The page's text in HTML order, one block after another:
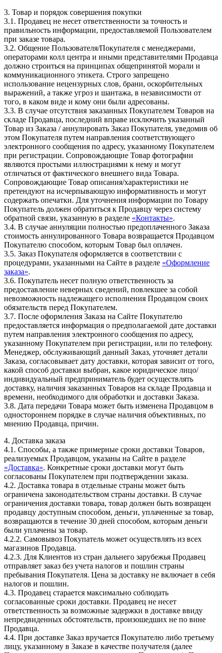
3. Товар и порядок совершения покупки
3.1. Продавец не несет ответственности за точность и
правильность информации, предоставляемой Пользователем
при заказе товара.
3.2. Общение Пользователя/Покупателя с менеджерами,
операторами колл центра и иными представителями Продавца
должно строиться на принципах общепринятой морали и
коммуникационного этикета. Строго запрещено
использование нецензурных слов, брани, оскорбительных
выражений, а также угроз и шантажа, в независимости от
того, в каком виде и кому они были адресованы.
3.3. В случае отсутствия заказанных Покупателем Товаров на
складе Продавца, последний вправе исключить указанный
Товар из Заказа / аннулировать Заказ Покупателя, уведомив об
этом Покупателя путем направления соответствующего
электронного сообщения по адресу, указанному Покупателем
при регистрации. Сопровождающие Товар фотографии
являются простыми иллюстрациями к нему и могут
отличаться от фактического внешнего вида Товара.
Сопровождающие Товар описания/характеристики не
претендуют на исчерпывающую информативность и могут
содержать опечатки. Для уточнения информации по Товару
Покупатель должен обратиться к Продавцу через систему
обратной связи, указанную в разделе «Контакты».
3.4. В случае аннуляции полностью предоплаченного Заказа
стоимость аннулированного Товара возвращается Продавцом
Покупателю способом, которым Товар был оплачен.
3.5. Заказ Покупателя оформляется в соответствии с
процедурами, указанными на Сайте в разделе «Оформление
заказа».
3.6. Покупатель несет полную ответственность за
предоставление неверных сведений, повлекшее за собой
невозможность надлежащего исполнения Продавцом своих
обязательств перед Покупателем.
3.7. После оформления Заказа на Сайте Покупателю
предоставляется информация о предполагаемой дате доставки
путем направления электронного сообщения по адресу,
указанному Покупателем при регистрации, или по телефону.
Менеджер, обслуживающий данный Заказ, уточняет детали
Заказа, согласовывает дату доставки, которая зависит от того,
какой способ доставки выбран, какое юридическое лицо/
индивидуальный предприниматель будет осуществлять
доставку, наличия заказанных Товаров на складе Продавца и
времени, необходимого для обработки и доставки Заказа.
3.8. Дата передачи Товара может быть изменена Продавцом в
одностороннем порядке в случае наличия объективных, по
мнению Продавца, причин.
4. Доставка заказа
4.1. Способы, а также примерные сроки доставки Товаров,
реализуемых Продавцом, указаны на Сайте в разделе
«Доставка». Конкретные сроки доставки могут быть
согласованы Покупателем при подтверждении заказа.
4.2. Доставка товара в отдельные страны может быть
ограничена законодательством страны доставки. В случае
ограничения доставки товара, товар должен быть возвращен
продавцу доступным способом, деньги, уплаченные за товар,
возвращаются в течение 30 дней способом, которым деньги
были уплачены за товар.
4.2.2. Самовывоз Покупатель может осуществлять из всех
магазинов Продавца.
4.2.3. Для Клиентов из стран дальнего зарубежья Продавец
отправляет заказ без учета налогов и пошлин страны
пребывания Покупателя. Цена за доставку не включает в себя
налогов и пошлин.
4.3. Продавец старается максимально соблюдать
согласованные сроки доставки. Продавец не несет
ответственность за возможные задержки в доставке ввиду
непредвиденных обстоятельств, произошедших не по вине
Продавца.
4.4. При доставке Заказ вручается Покупателю либо третьему
лицу, указанному в Заказе в качестве получателя (далее